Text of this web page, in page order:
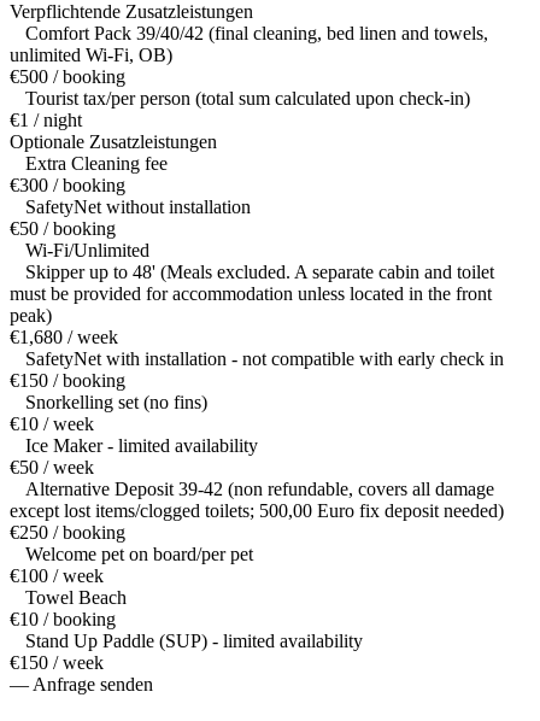
Verpflichtende Zusatzleistungen
Comfort Pack 39/40/42 (final cleaning, bed linen and towels,
unlimited Wi-Fi, OB)
€500 / booking
Tourist tax/per person (total sum calculated upon check-in)
€1 / night
Optionale Zusatzleistungen
Extra Cleaning fee
€300 / booking
SafetyNet without installation
€50 / booking
Wi-Fi/Unlimited
Skipper up to 48' (Meals excluded. A separate cabin and toilet
must be provided for accommodation unless located in the front
peak)
€1,680 / week
SafetyNet with installation - not compatible with early check in
€150 / booking
Snorkelling set (no fins)
€10 / week
Ice Maker - limited availability
€50 / week
Alternative Deposit 39-42 (non refundable, covers all damage
except lost items/clogged toilets; 500,00 Euro fix deposit needed)
€250 / booking
Welcome pet on board/per pet
€100 / week
Towel Beach
€10 / booking
Stand Up Paddle (SUP) - limited availability
€150 / week
— Anfrage senden